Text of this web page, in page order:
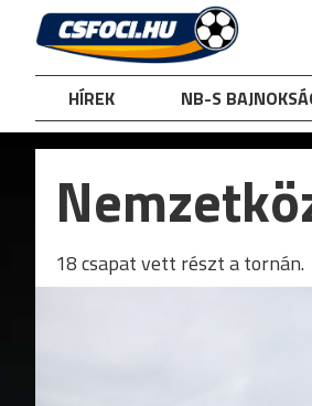
content
HÍREK NB-S
18 csapat vett részt a tornán.